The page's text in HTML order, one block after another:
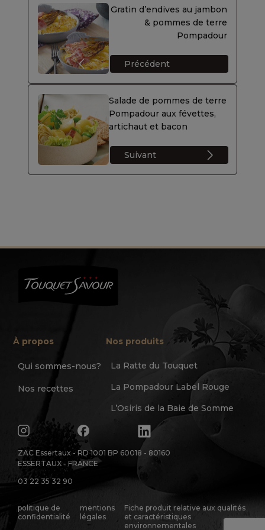
Gratin d’endives au jambon
& pommes de terre
Pompadour
Précédent
Salade de pommes de terre
Pompadour aux févettes,
artichaut et bacon
Suivant
ZAC Essertaux - RD 1001 BP 60018 - 80160
ESSERTAUX - FRANCE
03 22 35 32 90
À propos
Qui sommes-nous?
Nos recettes
Nos produits
La Ratte du Touquet
La Pompadour Label Rouge
L’Osiris de la Baie de Somme
politique de
confidentialité
mentions
légales
Fiche produit relative aux qualités
et caractéristiques
environnementales